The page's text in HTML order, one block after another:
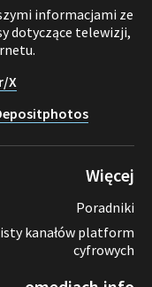
informacjami ze
dotyczące telewizji,
X
Więcej
Poradniki
kanałów platform
cyfrowych